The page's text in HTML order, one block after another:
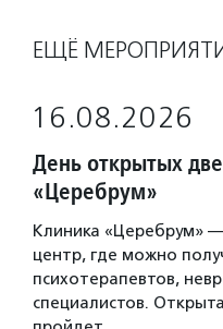
ЕЩЁ
16.08.2026
День открытых
«Церебрум»
Клиника «Церебрум»
центр, где можно
психотерапевтов,
специалистов.